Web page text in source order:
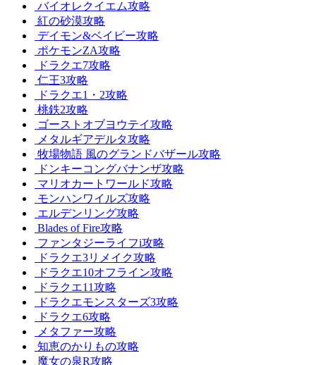
バイオレクイエム攻略
紅の砂漠攻略
デイモン&ベイビー攻略
ポケモンZA攻略
ドラクエ7攻略
仁王3攻略
ドラクエ1・2攻略
桃鉄2攻略
ゴーストオブヨウテイ攻略
メタルギアデルタ攻略
牧場物語 風のグランドバザール攻略
ドンキーコングバナンザ攻略
マリオカートワールド攻略
モンハンワイルズ攻略
エルデンリング攻略
Blades of Fire攻略
ファンタジーライフi攻略
ドラクエ3リメイク攻略
ドラクエ10オフライン攻略
ドラクエ11攻略
ドラクエモンスターズ3攻略
ドラクエ6攻略
メタファー攻略
知恵のかりもの攻略
魔女の泉R攻略